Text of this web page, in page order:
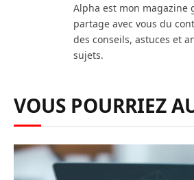
Alpha est mon magazine
partage avec vous du
des conseils, astuces et
sujets.
VOUS POURRIEZ